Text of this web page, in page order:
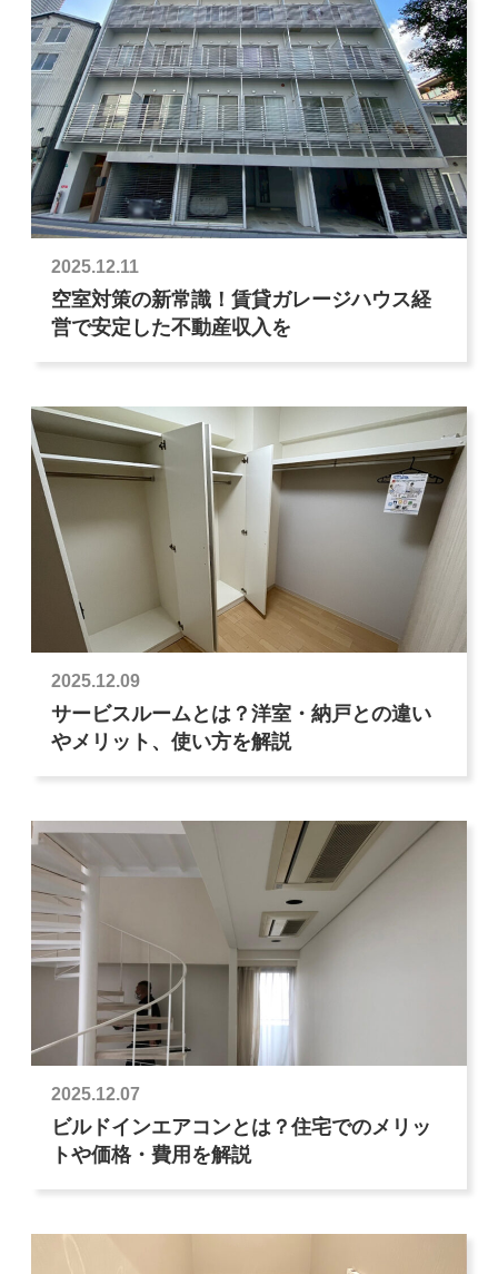
2025.12.11
空室対策の新常識！賃貸ガレージハウス経
営で安定した不動産収入を
2025.12.09
サービスルームとは？洋室・納戸との違い
やメリット、使い方を解説
2025.12.07
ビルドインエアコンとは？住宅でのメリッ
トや価格・費用を解説